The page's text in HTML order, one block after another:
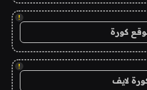
!
كورة
!
لايف